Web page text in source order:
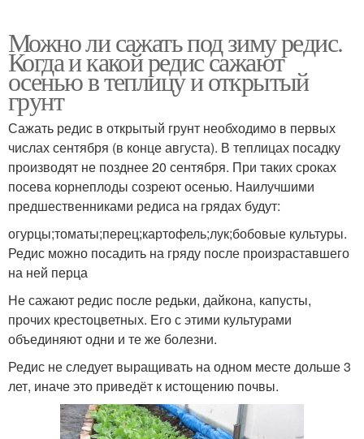
Можно ли сажать под зиму редис.
Когда и какой редис сажают
осенью в теплицу и открытый
грунт
Сажать редис в открытый грунт необходимо в первых
числах сентября (в конце августа). В теплицах посадку
производят не позднее 20 сентября. При таких сроках
посева корнеплоды созреют осенью. Наилучшими
предшественниками редиса на грядах будут:
огурцы;томаты;перец;картофель;лук;бобовые культуры.
Редис можно посадить на гряду после произраставшего
на ней перца
Не сажают редис после редьки, дайкона, капусты,
прочих крестоцветных. Его с этими культурами
объединяют одни и те же болезни.
Редис не следует выращивать на одном месте дольше 3
лет, иначе это приведёт к истощению почвы.